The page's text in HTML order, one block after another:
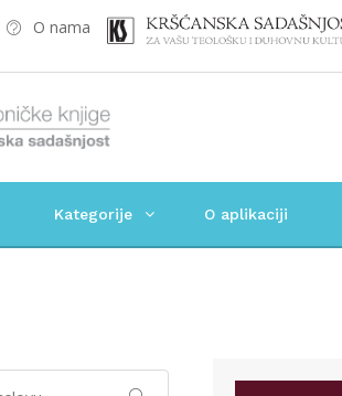
O nama
Kategorije O aplikaciji